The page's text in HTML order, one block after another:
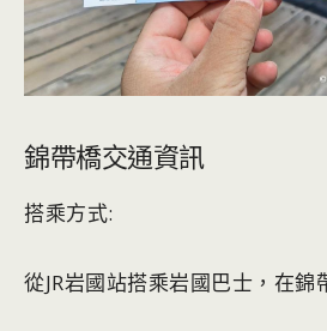
錦帶橋交通資訊
搭乘方式:
從JR岩國站搭乘岩國巴士，在錦